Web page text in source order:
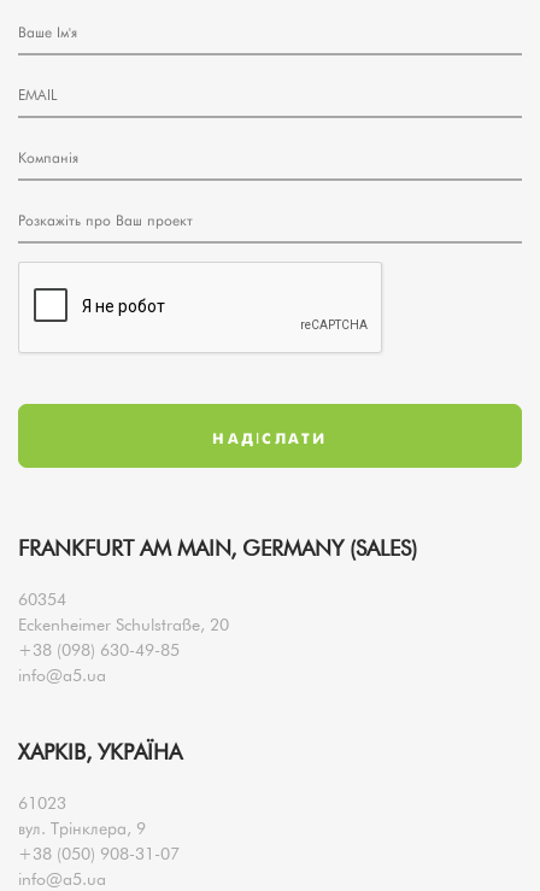
FRANKFURT AM MAIN, GERMANY (SALES)
60354
Eckenheimer Schulstraße, 20
+38 (098) 630-49-85
info@a5.ua
ХАРКІВ, УКРАЇНА
61023
вул. Трінклера, 9
+38 (050) 908-31-07
info@a5.ua